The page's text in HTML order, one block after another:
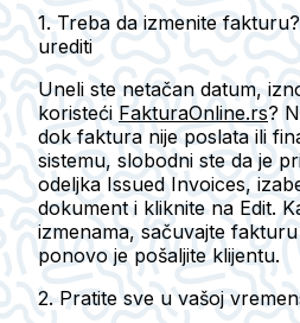
1. Treba da izmenite
urediti
Uneli ste netačan datum,
koristeći FakturaOnline.rs?
dok faktura nije poslata ili
sistemu, slobodni ste da je
odeljka Issued Invoices,
dokument i kliknite na Edit.
izmenama, sačuvajte
ponovo je pošaljite klijentu.
2. Pratite sve u vašoj